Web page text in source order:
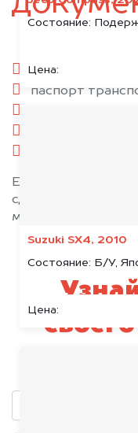
Состояние:
Цена:
Suzuki SX4, 2010
Состояние: Б/У,
Цена:
паспорт
паспорт
Если у вас нет
сделают всё
максимально